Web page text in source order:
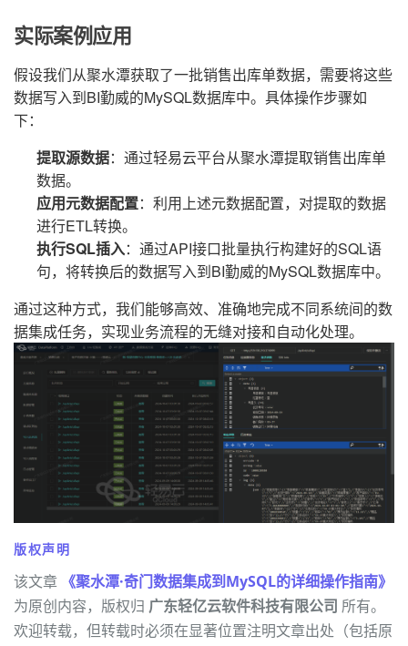
实际案例应用
假设我们从聚水潭获取了一批销售出库单数据，需要将这些
数据写入到BI勤威的MySQL数据库中。具体操作步骤如
下：
提取源数据：通过轻易云平台从聚水潭提取销售出库单
数据。
应用元数据配置：利用上述元数据配置，对提取的数据
进行ETL转换。
执行SQL插入：通过API接口批量执行构建好的SQL语
句，将转换后的数据写入到BI勤威的MySQL数据库中。
通过这种方式，我们能够高效、准确地完成不同系统间的数
据集成任务，实现业务流程的无缝对接和自动化处理。
版权声明
该文章 《聚水潭·奇门数据集成到MySQL的详细操作指南》
为原创内容，版权归 广东轻亿云软件科技有限公司 所有。
欢迎转载，但转载时必须在显著位置注明文章出处（包括原